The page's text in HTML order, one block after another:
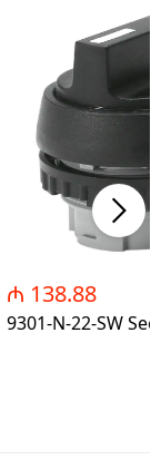
₼ 138.88
9301-N-22-SW